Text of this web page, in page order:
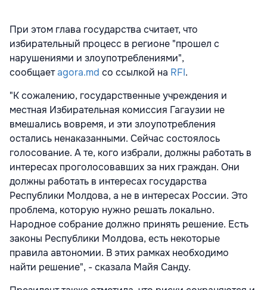
При этом глава государства считает, что
избирательный процесс в регионе "прошел с
нарушениями и злоупотреблениями",
сообщаетagora.md со ссылкой на RFI.
"К сожалению, государственные учреждения и
местная Избирательная комиссия Гагаузии не
вмешались вовремя, и эти злоупотребления
остались ненаказанными. Сейчас состоялось
голосование. А те, кого избрали, должны работать в
интересах проголосовавших за них граждан. Они
должны работать в интересах государства
Республики Молдова, а не в интересах России. Это
проблема, которую нужно решать локально.
Народное собрание должно принять решение. Есть
законы Республики Молдова, есть некоторые
правила автономии. В этих рамках необходимо
найти решение", - сказала Майя Санду.